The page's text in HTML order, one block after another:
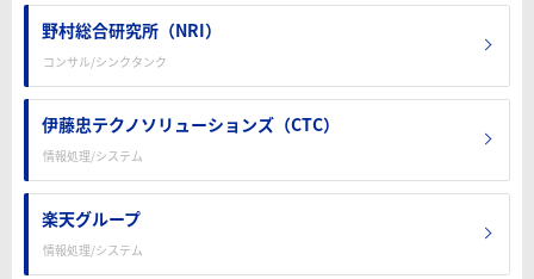
野村総合研究所（NRI）
コンサル/シンクタンク
伊藤忠テクノソリューションズ（CTC）
情報処理/システム
楽天グループ
情報処理/システム